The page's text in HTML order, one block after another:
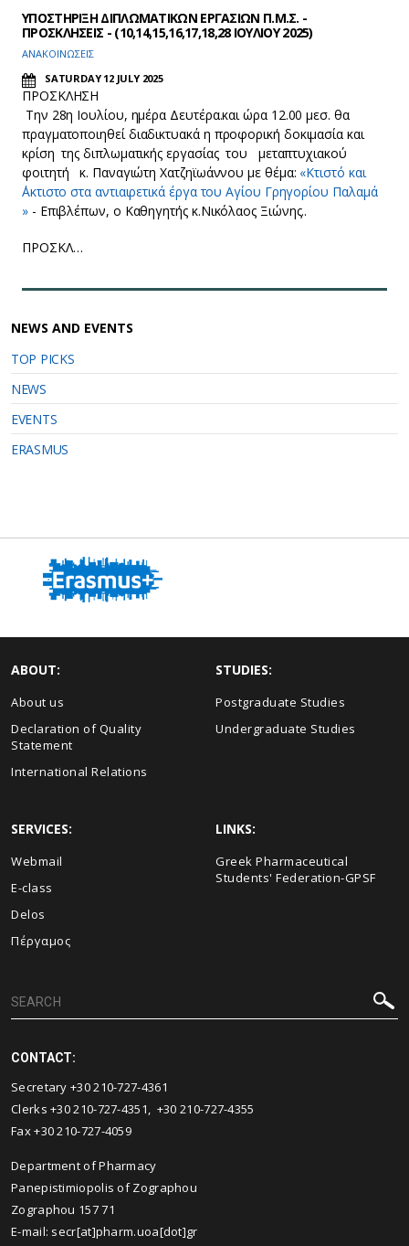
YΠΟΣΤΗΡΙΞΗ ΔΙΠΛΩΜΑΤΙΚΩΝ ΕΡΓΑΣΙΩΝ Π.Μ.Σ. -
ΠΡΟΣΚΛΗΣΕΙΣ - (10,14,15,16,17,18,28 ΙΟΥΛΙΟΥ 2025)
ΑΝΑΚΟΙΝΩΣΕΙΣ
SATURDAY 12 JULY 2025
ΠΡΟΣΚΛΗΣΗ
Την 28η Ιουλίου, ημέρα Δευτέρα.και ώρα 12.00 μεσ. θα
πραγματοποιηθεί διαδικτυακά η προφορική δοκιμασία και
κρίση της διπλωματικής εργασίας του μεταπτυχιακού
φοιτητή κ. Παναγιώτη Χατζηϊωάννου με θέμα: «Κτιστό και
΄Ακτιστο στα αντιαιρετικά έργα του Αγίου Γρηγορίου Παλαμά
»- Επιβλέπων, ο Καθηγητής κ.Νικόλαος Ξιώνης..
ΠΡΟΣΚΛ…
NEWS AND EVENTS
TOP PICKS
NEWS
EVENTS
ERASMUS
ABOUT:
About us
Declaration of Quality
Statement
International Relations
STUDIES:
Postgraduate Studies
Undergraduate Studies
SERVICES:
Webmail
E-class
Delos
Πέργαμος
LINKS:
Greek Pharmaceutical
Students' Federation-GPSF
CONTACT:
Secretary +30 210-727-4361
Clerks +30 210-727-4351, +30 210-727-4355
Fax +30 210-727-4059
Department of Pharmacy
Panepistimiopolis of Zographou
Zographou 157 71
E-mail: secr[at]pharm.uoa[dot]gr